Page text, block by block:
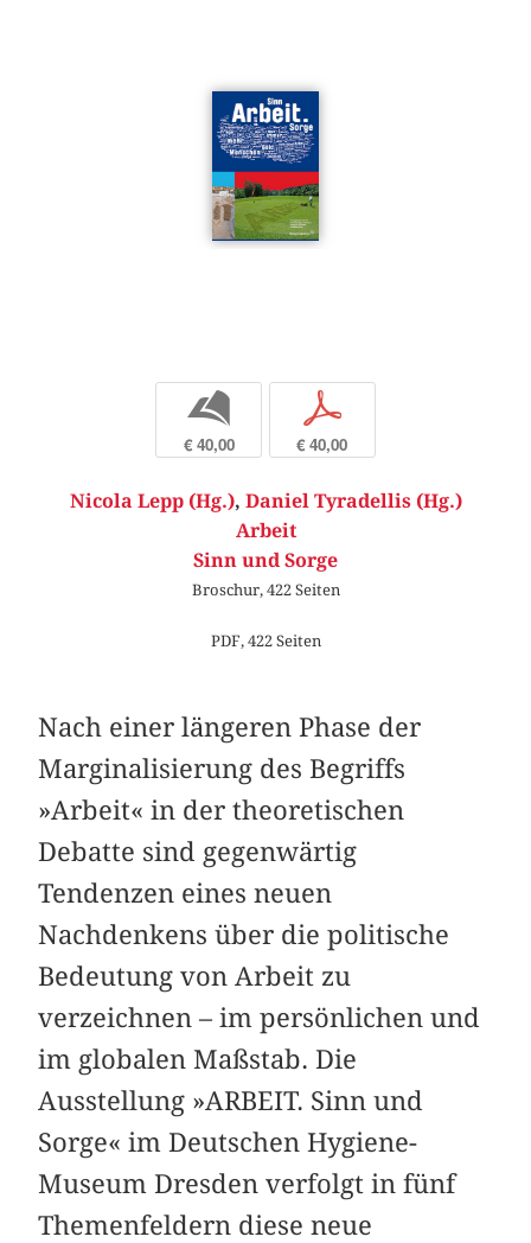
b
€ 40,00
p
€ 40,00
Nicola Lepp (Hg.), Daniel Tyradellis (Hg.)
Arbeit
Sinn und Sorge
Broschur, 422 Seiten
PDF, 422 Seiten
Nach einer längeren Phase der
Marginalisierung des Begriffs
»Arbeit« in der theoretischen
Debatte sind gegenwärtig
Tendenzen eines neuen
Nachdenkens über die politische
Bedeutung von Arbeit zu
verzeichnen – im persönlichen und
im globalen Maßstab. Die
Ausstellung »ARBEIT. Sinn und
Sorge« im Deutschen Hygiene-
Museum Dresden verfolgt in fünf
Themenfeldern diese neue